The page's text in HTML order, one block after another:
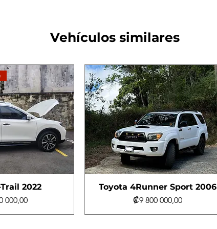
Vehículos similares
2022
000,00
Toyota 4Runner Sport 2006
Precio
₡9 800 000,00